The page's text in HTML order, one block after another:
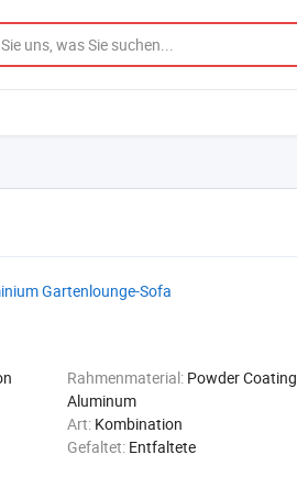
Gartenlounge-Sofa
Rahmenmaterial: Powder Coating
Aluminum
Art: Kombination
Gefaltet: Entfaltete